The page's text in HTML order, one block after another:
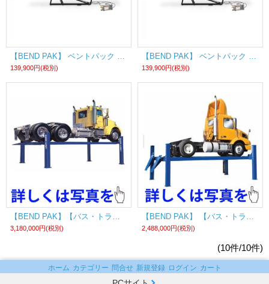
139,900円(税別) 139,900円(税別)
3,180,000円(税別) 2,488,000円(税別)
(10件/10件)
ホーム カテゴリー 問合せ 新規登録 ログイン カート